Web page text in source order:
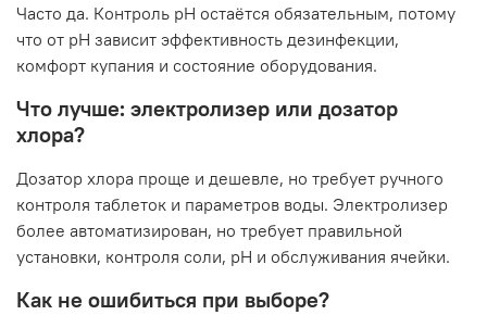
Часто да. Контроль pH остаётся обязательным, потому
что от pH зависит эффективность дезинфекции,
комфорт купания и состояние оборудования.
Что лучше: электролизер или дозатор
хлора?
Дозатор хлора проще и дешевле, но требует ручного
контроля таблеток и параметров воды. Электролизер
более автоматизирован, но требует правильной
установки, контроля соли, pH и обслуживания ячейки.
Как не ошибиться при выборе?